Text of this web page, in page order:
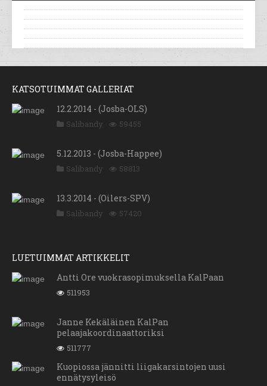
KATSOTUIMMAT GALLERIAT
12.2.2014 - (Josba-OLS)
Salibandy 59455
5.12.2013 - (Josba-Happee)
Salibandy 58813
13.3.2014 - (Oilers-SPV)
Salibandy 57420
LUETUIMMAT ARTIKKELIT
Antti Ore vuokrasopimuksella KalPaan
511953
Janne Kekäläinen KalPan
pelaajakoordinaattoriksi
511777
Kuopiossa jännitti liigakarsintojen uusi
ennätysyleisö